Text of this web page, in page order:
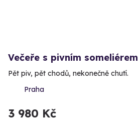
Večeře s pivním someliérem
Pět piv, pět chodů, nekonečně chutí.
Praha
3 980 Kč